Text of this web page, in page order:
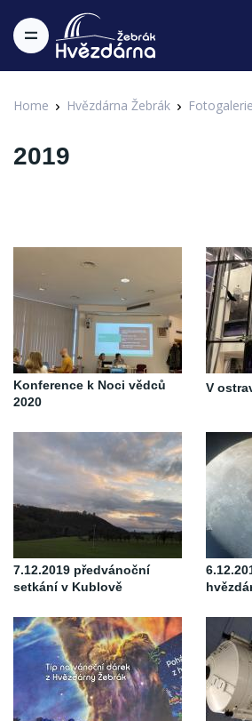
Home Hvězdárna Žebrák Fotogalerie
2019
Konference k Noci vědců
2020
V
7.12.2019 předvánoční
setkání v Kublově